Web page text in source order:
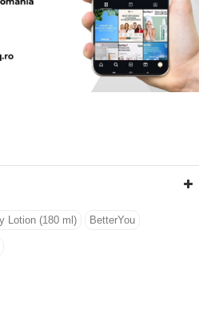
Lotion (180 ml) BetterYou